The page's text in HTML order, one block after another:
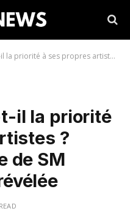
artistes ? Lettre divulguée de SM Entertainment révélée
il la priorité
?
de SM